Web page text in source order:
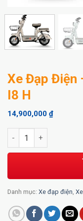
Xe Đạp Điện
I8 H
14,900,000 ₫
Xe Đạp Điện - Xe Máy
Danh mục: Xe đạp điện,